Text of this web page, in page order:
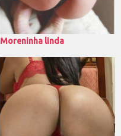
Moreninha linda